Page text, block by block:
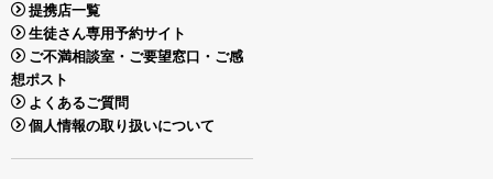
提携店一覧
生徒さん専用予約サイト
ご不満相談室・ご要望窓口・ご感
想ポスト
よくあるご質問
個人情報の取り扱いについて